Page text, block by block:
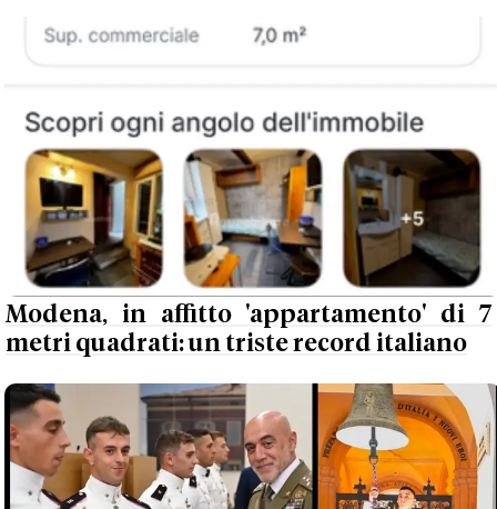
Modena, in affitto 'appartamento' di 7
metri quadrati: un triste record italiano